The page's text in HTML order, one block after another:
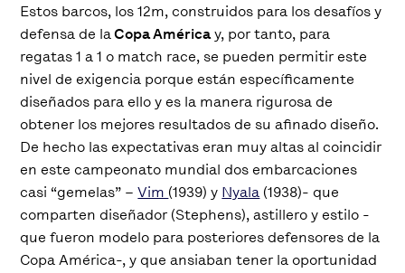
Estos barcos, los 12m, construidos para los desafíos y
defensa de laCopa Américay, por tanto, para
regatas 1 a 1 o match race, se pueden permitir este
nivel de exigencia porque están específicamente
diseñados para ello y es la manera rigurosa de
obtener los mejores resultados de su afinado diseño.
De hecho las expectativas eran muy altas al coincidir
en este campeonato mundial dos embarcaciones
casi “gemelas” –Vim (1939) y Nyala (1938)- que
comparten diseñador (Stephens), astillero y estilo -
que fueron modelo para posteriores defensores de la
Copa América-, y que ansiaban tener la oportunidad